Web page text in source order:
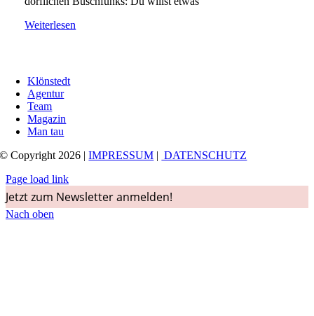
Weiterlesen
Klönstedt
Agentur
Team
Magazin
Man tau
© Copyright 2026 |IMPRESSUM | DATENSCHUTZ
Page load link
Jetzt zum Newsletter anmelden!
Nach oben